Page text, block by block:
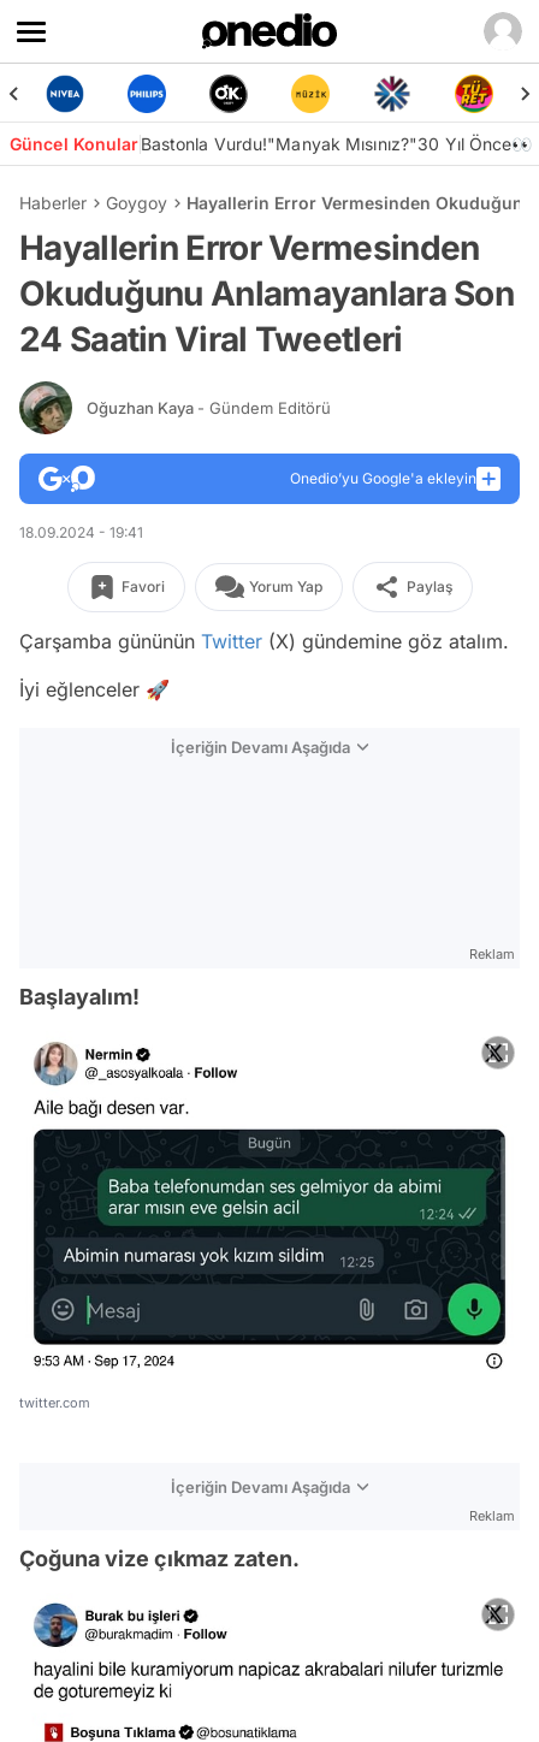
Güncel KonularBastonla Vurdu!"Manyak Mısınız?"30 Yıl Önce👀
Haberler Goygoy Hayallerin Error Vermesinden
Hayallerin Error Vermesinden
Okuduğunu Anlamayanlara Son
24 Saatin Viral Tweetleri
Oğuzhan Kaya - Gündem Editörü
Onedio’yu Google'a ekleyin
18.09.2024 - 19:41
Favori Yorum Yap Paylaş
Çarşamba gününün Twitter (X) gündemine göz atalım.
İyi eğlenceler 🚀
İçeriğin Devamı Aşağıda
Reklam
Başlayalım!
twitter.com
İçeriğin Devamı Aşağıda
Reklam
Çoğuna vize çıkmaz zaten.